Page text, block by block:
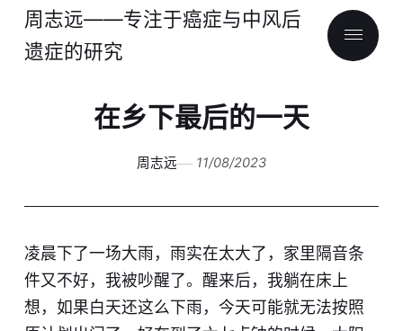
周志远——专注于癌症与中风后
遗症的研究
在乡下最后的一天
周志远 11/08/2023
凌晨下了一场大雨，雨实在太大了，家里隔音条
件又不好，我被吵醒了。醒来后，我躺在床上
想，如果白天还这么下雨，今天可能就无法按照